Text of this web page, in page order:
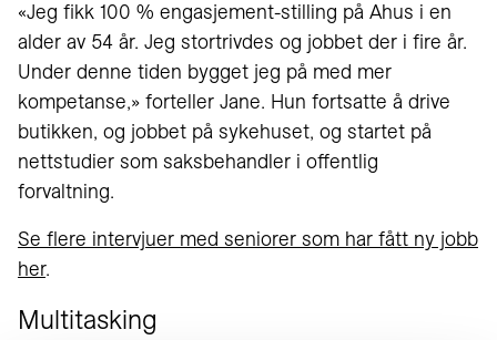
«Jeg fikk 100 % engasjement-stilling på Ahus i en
alder av 54 år. Jeg stortrivdes og jobbet der i fire år.
Under denne tiden bygget jeg på med mer
kompetanse,» forteller Jane. Hun fortsatte å drive
butikken, og jobbet på sykehuset, og startet på
nettstudier som saksbehandler i offentlig
forvaltning.
Se flere intervjuer med seniorer som har fått ny jobb
her.
Multitasking